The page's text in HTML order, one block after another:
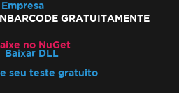
Empresa
GRATUITAMENTE
no NuGet
Baixar DLL
seu teste gratuito